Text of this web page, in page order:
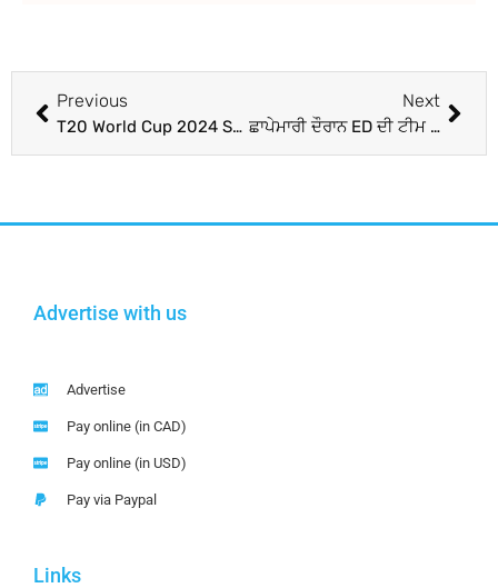
Previous
T20 World Cup 2024 Schedule: ਟੀ-20 ਵਿਸ਼ਵ ਕੱਪ ਦੇ ਸ਼ਡਿਊਲ ਦਾ ਐਲਾਨ, ਇਸ ਦਿਨ ਹੋਵੇਗਾ ਭਾਰਤ-ਪਾਕਿਸਤਾਨ ਮੁਕਾਬਲਾ, ਦੇਖੋ ਪੂਰਾ ਸ਼ਡਿਊਲ
Next
ਛਾਪੇਮਾਰੀ ਦੌਰਾਨ ED ਦੀ ਟੀਮ ‘ਤੇ ਹਮਲਾ, ਰਾਸ਼ਨ ਘੁਟਾਲੇ ਦੇ ਮਾਮਲੇ ‘ਚ ਹੋ ਰਹੀ ਸੀ ਕਾਰਵਾਈ
Advertise with us
Advertise
Pay online (in CAD)
Pay online (in USD)
Pay via Paypal
Links